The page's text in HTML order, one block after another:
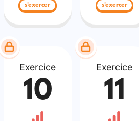
s'exercer s'exercer
Exercice
10
Exercice
11